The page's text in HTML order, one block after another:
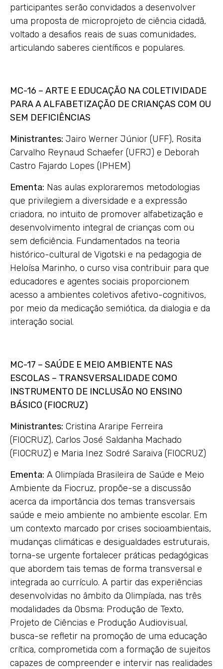
participantes serão convidados a desenvolver
uma proposta de microprojeto de ciência cidadã,
voltado a desafios reais de suas comunidades,
articulando saberes científicos e populares.
MC-16 – ARTE E EDUCAÇÃO NA COLETIVIDADE
PARA A ALFABETIZAÇÃO DE CRIANÇAS COM OU
SEM DEFICIÊNCIAS
Ministrantes: Jairo Werner Júnior (UFF), Rosita
Carvalho Reynaud Schaefer (UFRJ) e Deborah
Castro Fajardo Lopes (IPHEM)
Ementa: Nas aulas exploraremos metodologias
que privilegiem a diversidade e a expressão
criadora, no intuito de promover alfabetização e
desenvolvimento integral de crianças com ou
sem deficiência. Fundamentados na teoria
histórico-cultural de Vigotski e na pedagogia de
Heloísa Marinho, o curso visa contribuir para que
educadores e agentes sociais proporcionem
acesso a ambientes coletivos afetivo-cognitivos,
por meio da medicação semiótica, da dialogia e da
interação social.
MC-17 – SAÚDE E MEIO AMBIENTE NAS
ESCOLAS – TRANSVERSALIDADE COMO
INSTRUMENTO DE INCLUSÃO NO ENSINO
BÁSICO (FIOCRUZ)
Ministrantes: Cristina Araripe Ferreira
(FIOCRUZ), Carlos José Saldanha Machado
(FIOCRUZ) e Maria Inez Sodré Saraiva (FIOCRUZ)
Ementa: A Olimpíada Brasileira de Saúde e Meio
Ambiente da Fiocruz, propõe-se a discussão
acerca da importância dos temas transversais
saúde e meio ambiente no ambiente escolar. Em
um contexto marcado por crises socioambientais,
mudanças climáticas e desigualdades estruturais,
torna-se urgente fortalecer práticas pedagógicas
que abordem tais temas de forma transversal e
integrada ao currículo. A partir das experiências
desenvolvidas no âmbito da Olimpíada, nas três
modalidades da Obsma: Produção de Texto,
Projeto de Ciências e Produção Audiovisual,
busca-se refletir na promoção de uma educação
crítica, comprometida com a formação de sujeitos
capazes de compreender e intervir nas realidades